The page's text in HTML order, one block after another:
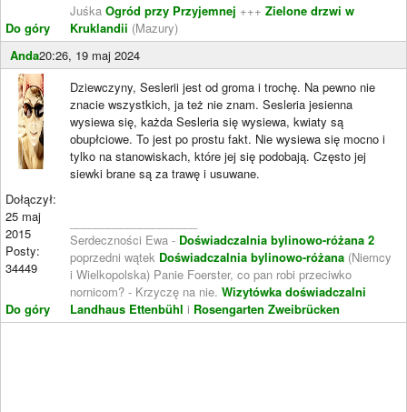
Do góry
Juśka Ogród przy Przyjemnej +++ Zielone drzwi w
Kruklandii (Mazury)
Anda20:26, 19 maj 2024
Dołączył:
25 maj
2015
Posty:
34449
Do góry
Dziewczyny, Seslerii jest od groma i trochę. Na pewno nie
znacie wszystkich, ja też nie znam. Sesleria jesienna
wysiewa się, każda Sesleria się wysiewa, kwiaty są
obupłciowe. To jest po prostu fakt. Nie wysiewa się mocno i
tylko na stanowiskach, które jej się podobają. Często jej
siewki brane są za trawę i usuwane.
Serdeczności Ewa - Doświadczalnia bylinowo-różana 2
poprzedni wątek Doświadczalnia bylinowo-różana (Niemcy
i Wielkopolska) Panie Foerster, co pan robi przeciwko
nornicom? - Krzyczę na nie. Wizytówka doświadczalni
Landhaus Ettenbühl i Rosengarten Zweibrücken